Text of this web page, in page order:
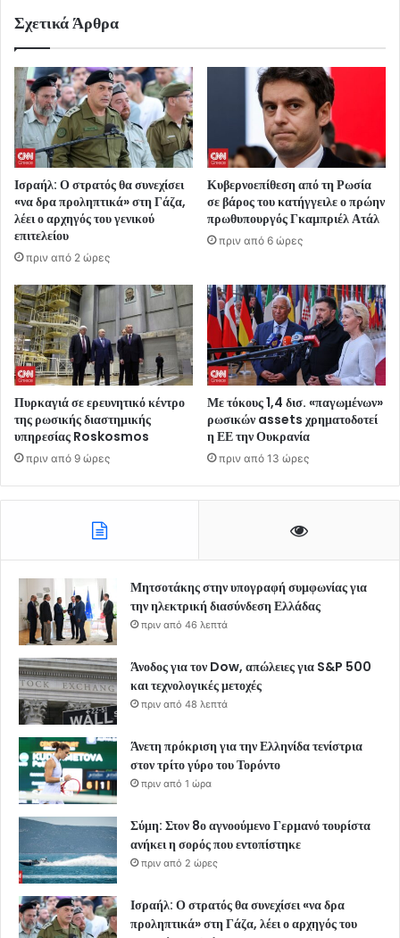
Σχετικά Άρθρα
Ισραήλ: Ο στρατός θα συνεχίσει
«να δρα προληπτικά» στη Γάζα,
λέει ο αρχηγός του γενικού
επιτελείου
πριν από 2 ώρες
Κυβερνοεπίθεση από τη Ρωσία
σε βάρος του κατήγγειλε ο πρώην
πρωθυπουργός Γκαμπριέλ Ατάλ
πριν από 6 ώρες
Πυρκαγιά σε ερευνητικό κέντρο
της ρωσικής διαστημικής
υπηρεσίας Roskosmos
πριν από 9 ώρες
Με τόκους 1,4 δισ. «παγωμένων»
ρωσικών assets χρηματοδοτεί
η ΕΕ την Ουκρανία
πριν από 13 ώρες
Μητσοτάκης στην υπογραφή συμφωνίας για
την ηλεκτρική διασύνδεση Ελλάδας
πριν από 46 λεπτά
Άνοδος για τον Dow, απώλειες για S&P 500
και τεχνολογικές μετοχές
πριν από 48 λεπτά
Άνετη πρόκριση για την Ελληνίδα τενίστρια
στον τρίτο γύρο του Τορόντο
πριν από 1 ώρα
Σύμη: Στον 8ο αγνοούμενο Γερμανό τουρίστα
ανήκει η σορός που εντοπίστηκε
πριν από 2 ώρες
Ισραήλ: Ο στρατός θα συνεχίσει «να δρα
προληπτικά» στη Γάζα, λέει ο αρχηγός του